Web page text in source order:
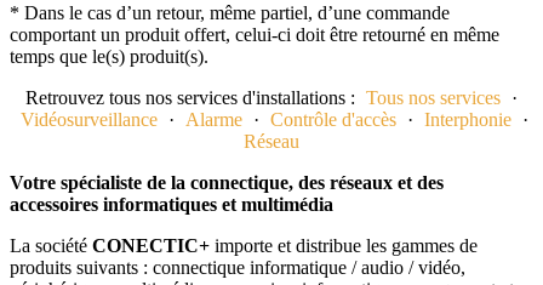
* Dans le cas d’un retour, même partiel, d’une commande
comportant un produit offert, celui-ci doit être retourné en même
temps que le(s) produit(s).
Retrouvez tous nos services d'installations : Tous nos services ·
Vidéosurveillance · Alarme · Contrôle d'accès · Interphonie ·
Réseau
Votre spécialiste de la connectique, des réseaux et des
accessoires informatiques et multimédia
La société CONECTIC+ importe et distribue les gammes de
produits suivants : connectique informatique / audio / vidéo,